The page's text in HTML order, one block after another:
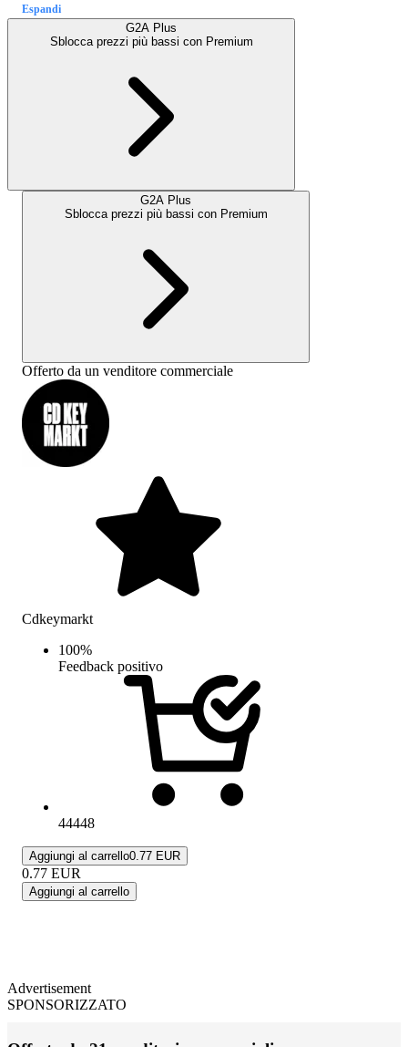
Espandi
G2A Plus
Sblocca prezzi più bassi con Premium
G2A Plus
Sblocca prezzi più bassi con Premium
Offerto da un venditore commerciale
Cdkeymarkt
100%
Feedback positivo
44448
Aggiungi al carrello0.77 EUR
0.77 EUR
Aggiungi al carrello
Advertisement
SPONSORIZZATO